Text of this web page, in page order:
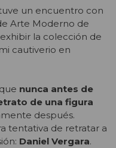
un encuentro con
Arte Moderno de
la colección de
cautiverio en
nunca antes de
de una figura
después.
tentativa de retratar a
Daniel Vergara.